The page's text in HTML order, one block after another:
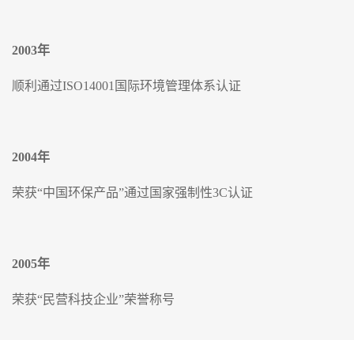
2003年
顺利通过ISO14001国际环境管理体系认证
2004年
荣获“中国环保产品”通过国家强制性3C认证
2005年
荣获“民营科技企业”荣誉称号